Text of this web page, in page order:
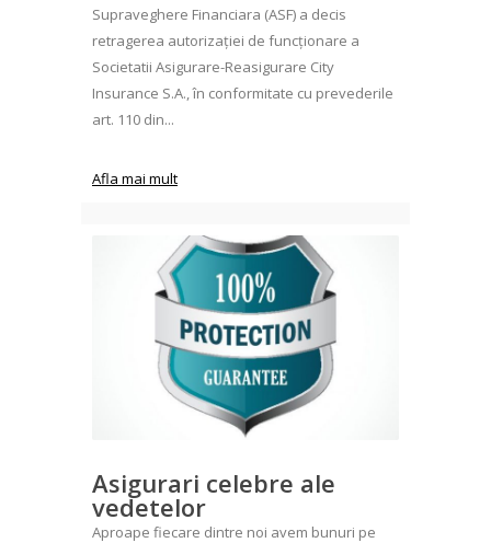
Supraveghere Financiara (ASF) a decis
retragerea autorizației de funcționare a
Societatii Asigurare-Reasigurare City
Insurance S.A., în conformitate cu prevederile
art. 110 din...
Afla mai mult
Asigurari celebre ale
vedetelor
Aproape fiecare dintre noi avem bunuri pe